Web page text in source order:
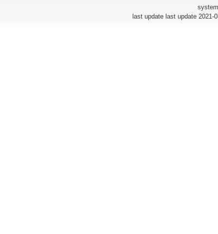
last update last update 2021-